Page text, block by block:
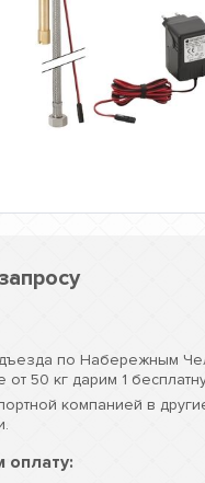
по Набережным
от 50 кг дарим 1
компанией в
оплату: